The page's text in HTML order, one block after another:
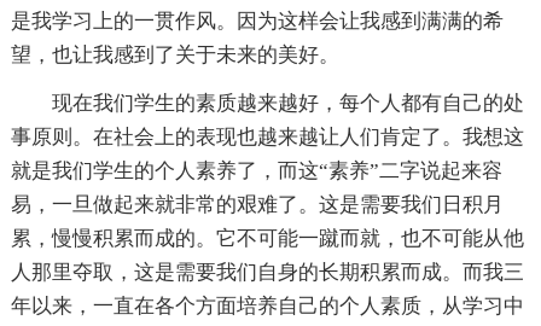
是我学习上的一贯作风。因为这样会让我感到满满的希
望，也让我感到了关于未来的美好。
现在我们学生的素质越来越好，每个人都有自己的处
事原则。在社会上的表现也越来越让人们肯定了。我想这
就是我们学生的个人素养了，而这“素养”二字说起来容
易，一旦做起来就非常的艰难了。这是需要我们日积月
累，慢慢积累而成的。它不可能一蹴而就，也不可能从他
人那里夺取，这是需要我们自身的长期积累而成。而我三
年以来，一直在各个方面培养自己的个人素质，从学习中